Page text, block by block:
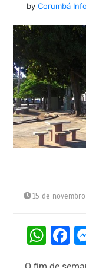
by Corumbá
15 de
W F